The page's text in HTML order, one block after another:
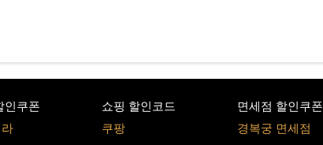
인쿠폰
쇼핑 할인코드
쿠팡
면세점 할인쿠폰
경복궁 면세점